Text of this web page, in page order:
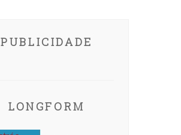
PUBLICIDADE
LONGFORM